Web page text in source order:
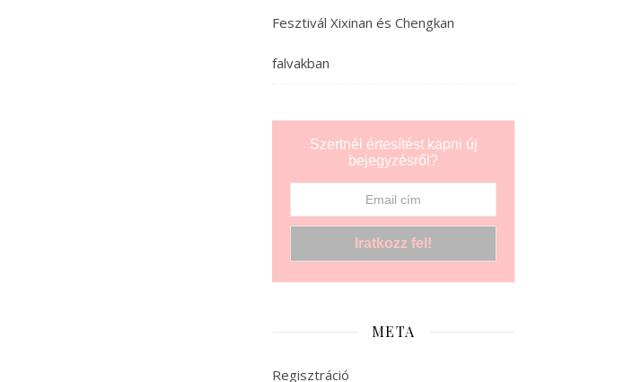
Fesztivál Xixinan és Chengkan
falvakban
Szertnél értesítést kapni új
bejegyzésről?
META
Regisztráció